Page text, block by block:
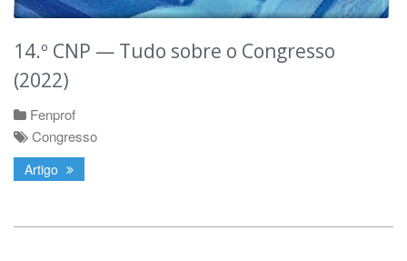
14.º CNP — Tudo sobre o Congresso
(2022)
Fenprof
Congresso
Artigo